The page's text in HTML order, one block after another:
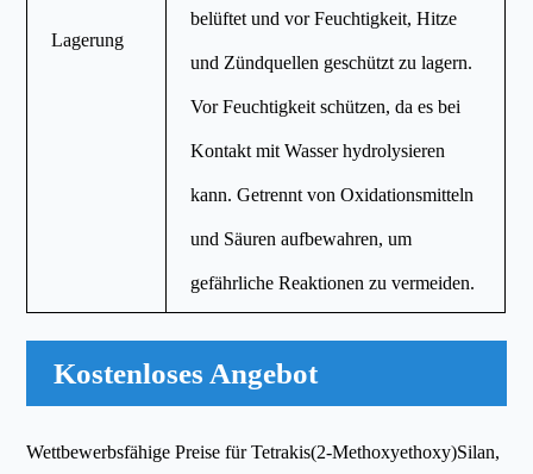
Lagerung
belüftet und vor Feuchtigkeit, Hitze
und Zündquellen geschützt zu lagern.
Vor Feuchtigkeit schützen, da es bei
Kontakt mit Wasser hydrolysieren
kann. Getrennt von Oxidationsmitteln
und Säuren aufbewahren, um
gefährliche Reaktionen zu vermeiden.
Kostenloses Angebot
Wettbewerbsfähige Preise für Tetrakis(2-Methoxyethoxy)Silan,